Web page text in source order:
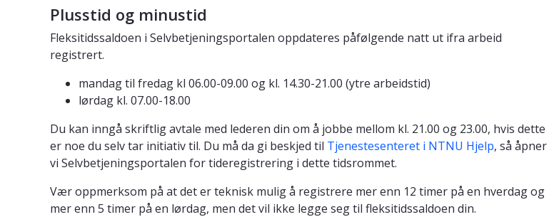
Plusstid og minustid
Fleksitidssaldoen i Selvbetjeningsportalen oppdateres påfølgende natt ut ifra arbeid
registrert.
mandag til fredag kl 06.00-09.00 og kl. 14.30-21.00 (ytre arbeidstid)
lørdag kl. 07.00-18.00
Du kan inngå skriftlig avtale med lederen din om å jobbe mellom kl. 21.00 og 23.00, hvis dette
er noe du selv tar initiativ til. Du må da gi beskjed til Tjenestesenteret i NTNU Hjelp, så åpner
vi Selvbetjeningsportalen for tideregistrering i dette tidsrommet.
Vær oppmerksom på at det er teknisk mulig å registrere mer enn 12 timer på en hverdag og
mer enn 5 timer på en lørdag, men det vil ikke legge seg til fleksitidssaldoen din.